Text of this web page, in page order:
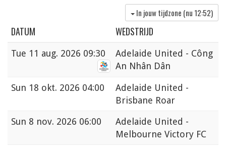
In jouw tijdzone (nu 12:52)
DATUM WEDSTRIJD
Tue 11 aug. 2026 09:30
Adelaide United - Công
An Nhân Dân
Sun 18 okt. 2026 04:00
Adelaide United -
Brisbane Roar
Sun 8 nov. 2026 06:00
Adelaide United -
Melbourne Victory FC